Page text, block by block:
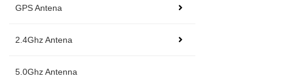
GPS Antena
2.4Ghz Antena
5.0Ghz Antenna